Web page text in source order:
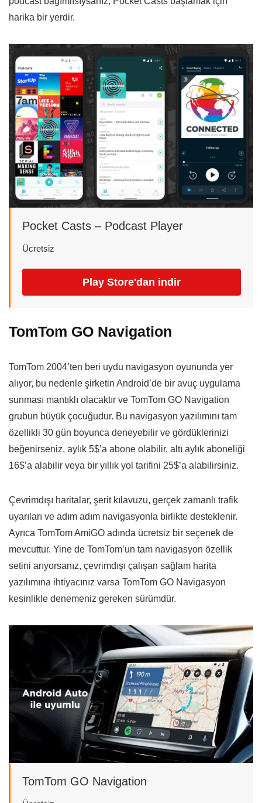
harika bir yerdir.
Pocket Casts – Podcast Player
Ücretsiz
Play Store'dan indir
TomTom GO Navigation
TomTom 2004’ten beri uydu navigasyon oyununda yer
alıyor, bu nedenle şirketin Android’de bir avuç uygulama
sunması mantıklı olacaktır ve TomTom GO Navigation
grubun büyük çocuğudur. Bu navigasyon yazılımını tam
özellikli 30 gün boyunca deneyebilir ve gördüklerinizi
beğenirseniz, aylık 5$’a abone olabilir, altı aylık aboneliği
16$’a alabilir veya bir yıllık yol tarifini 25$’a alabilirsiniz.
Çevrimdışı haritalar, şerit kılavuzu, gerçek zamanlı trafik
uyarıları ve adım adım navigasyonla birlikte desteklenir.
Ayrıca TomTom AmiGO adında ücretsiz bir seçenek de
mevcuttur. Yine de TomTom’un tam navigasyon özellik
setini arıyorsanız, çevrimdışı çalışan sağlam harita
yazılımına ihtiyacınız varsa TomTom GO Navigasyon
kesinlikle denemeniz gereken sürümdür.
TomTom GO Navigation